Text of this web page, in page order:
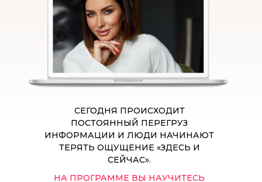
СЕГОДНЯ ПРОИСХОДИТ
ПОСТОЯННЫЙ ПЕРЕГРУЗ
ИНФОРМАЦИИ И ЛЮДИ НАЧИНАЮТ
ТЕРЯТЬ ОЩУЩЕНИЕ «ЗДЕСЬ И
СЕЙЧАС».
НА ПРОГРАММЕ ВЫ НАУЧИТЕСЬ